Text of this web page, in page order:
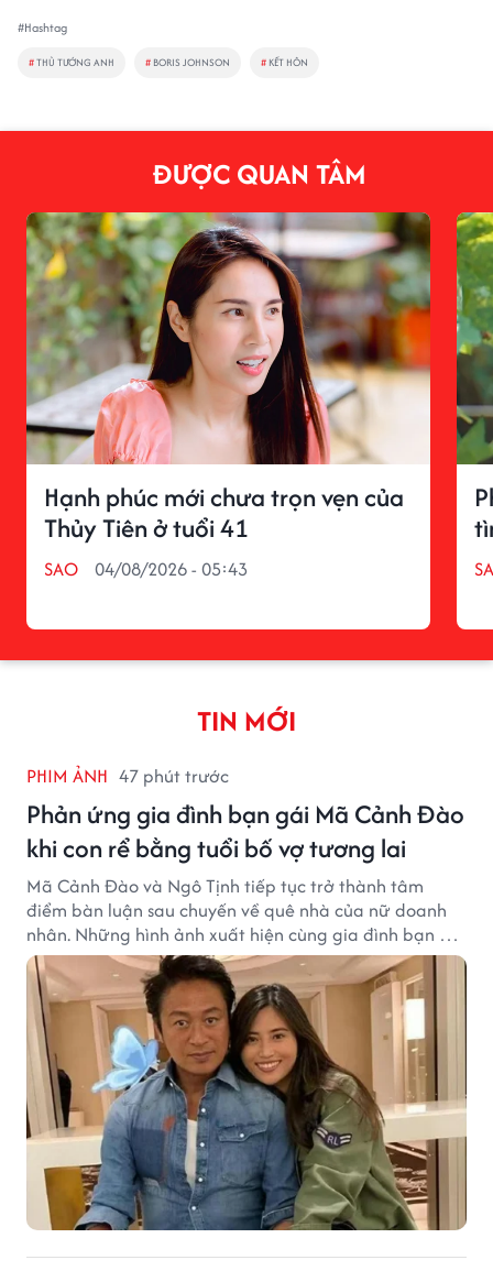
#Hashtag
#THỦ TƯỚNG ANH # BORIS JOHNSON # KẾT HÔN
ĐƯỢC QUAN TÂM
Hạnh phúc mới chưa trọn vẹn của
Thủy Tiên ở tuổi 41
SAO 04/08/2026 - 05:43
TIN MỚI
PHIM ẢNH 47 phút trước
Phản ứng gia đình bạn gái Mã Cảnh Đào
khi con rể bằng tuổi bố vợ tương lai
Mã Cảnh Đào và Ngô Tịnh tiếp tục trở thành tâm
điểm bàn luận sau chuyến về quê nhà của nữ doanh
nhân. Những hình ảnh xuất hiện cùng gia đình bạn gái
Mã Cảnh Đào đang thu hút sự quan tâm trên mạng
xã hội.